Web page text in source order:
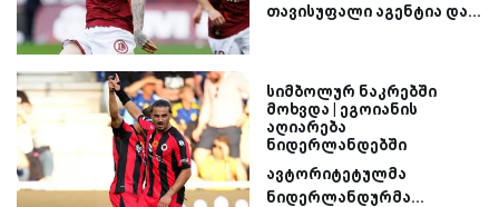
თავისუფალი აგენტია და...
სიმბოლურ ნაკრებში
მოხვდა | ეგოიანის
აღიარება
ნიდერლანდებში
ავტორიტეტულმა
ნიდერლანდურმა...